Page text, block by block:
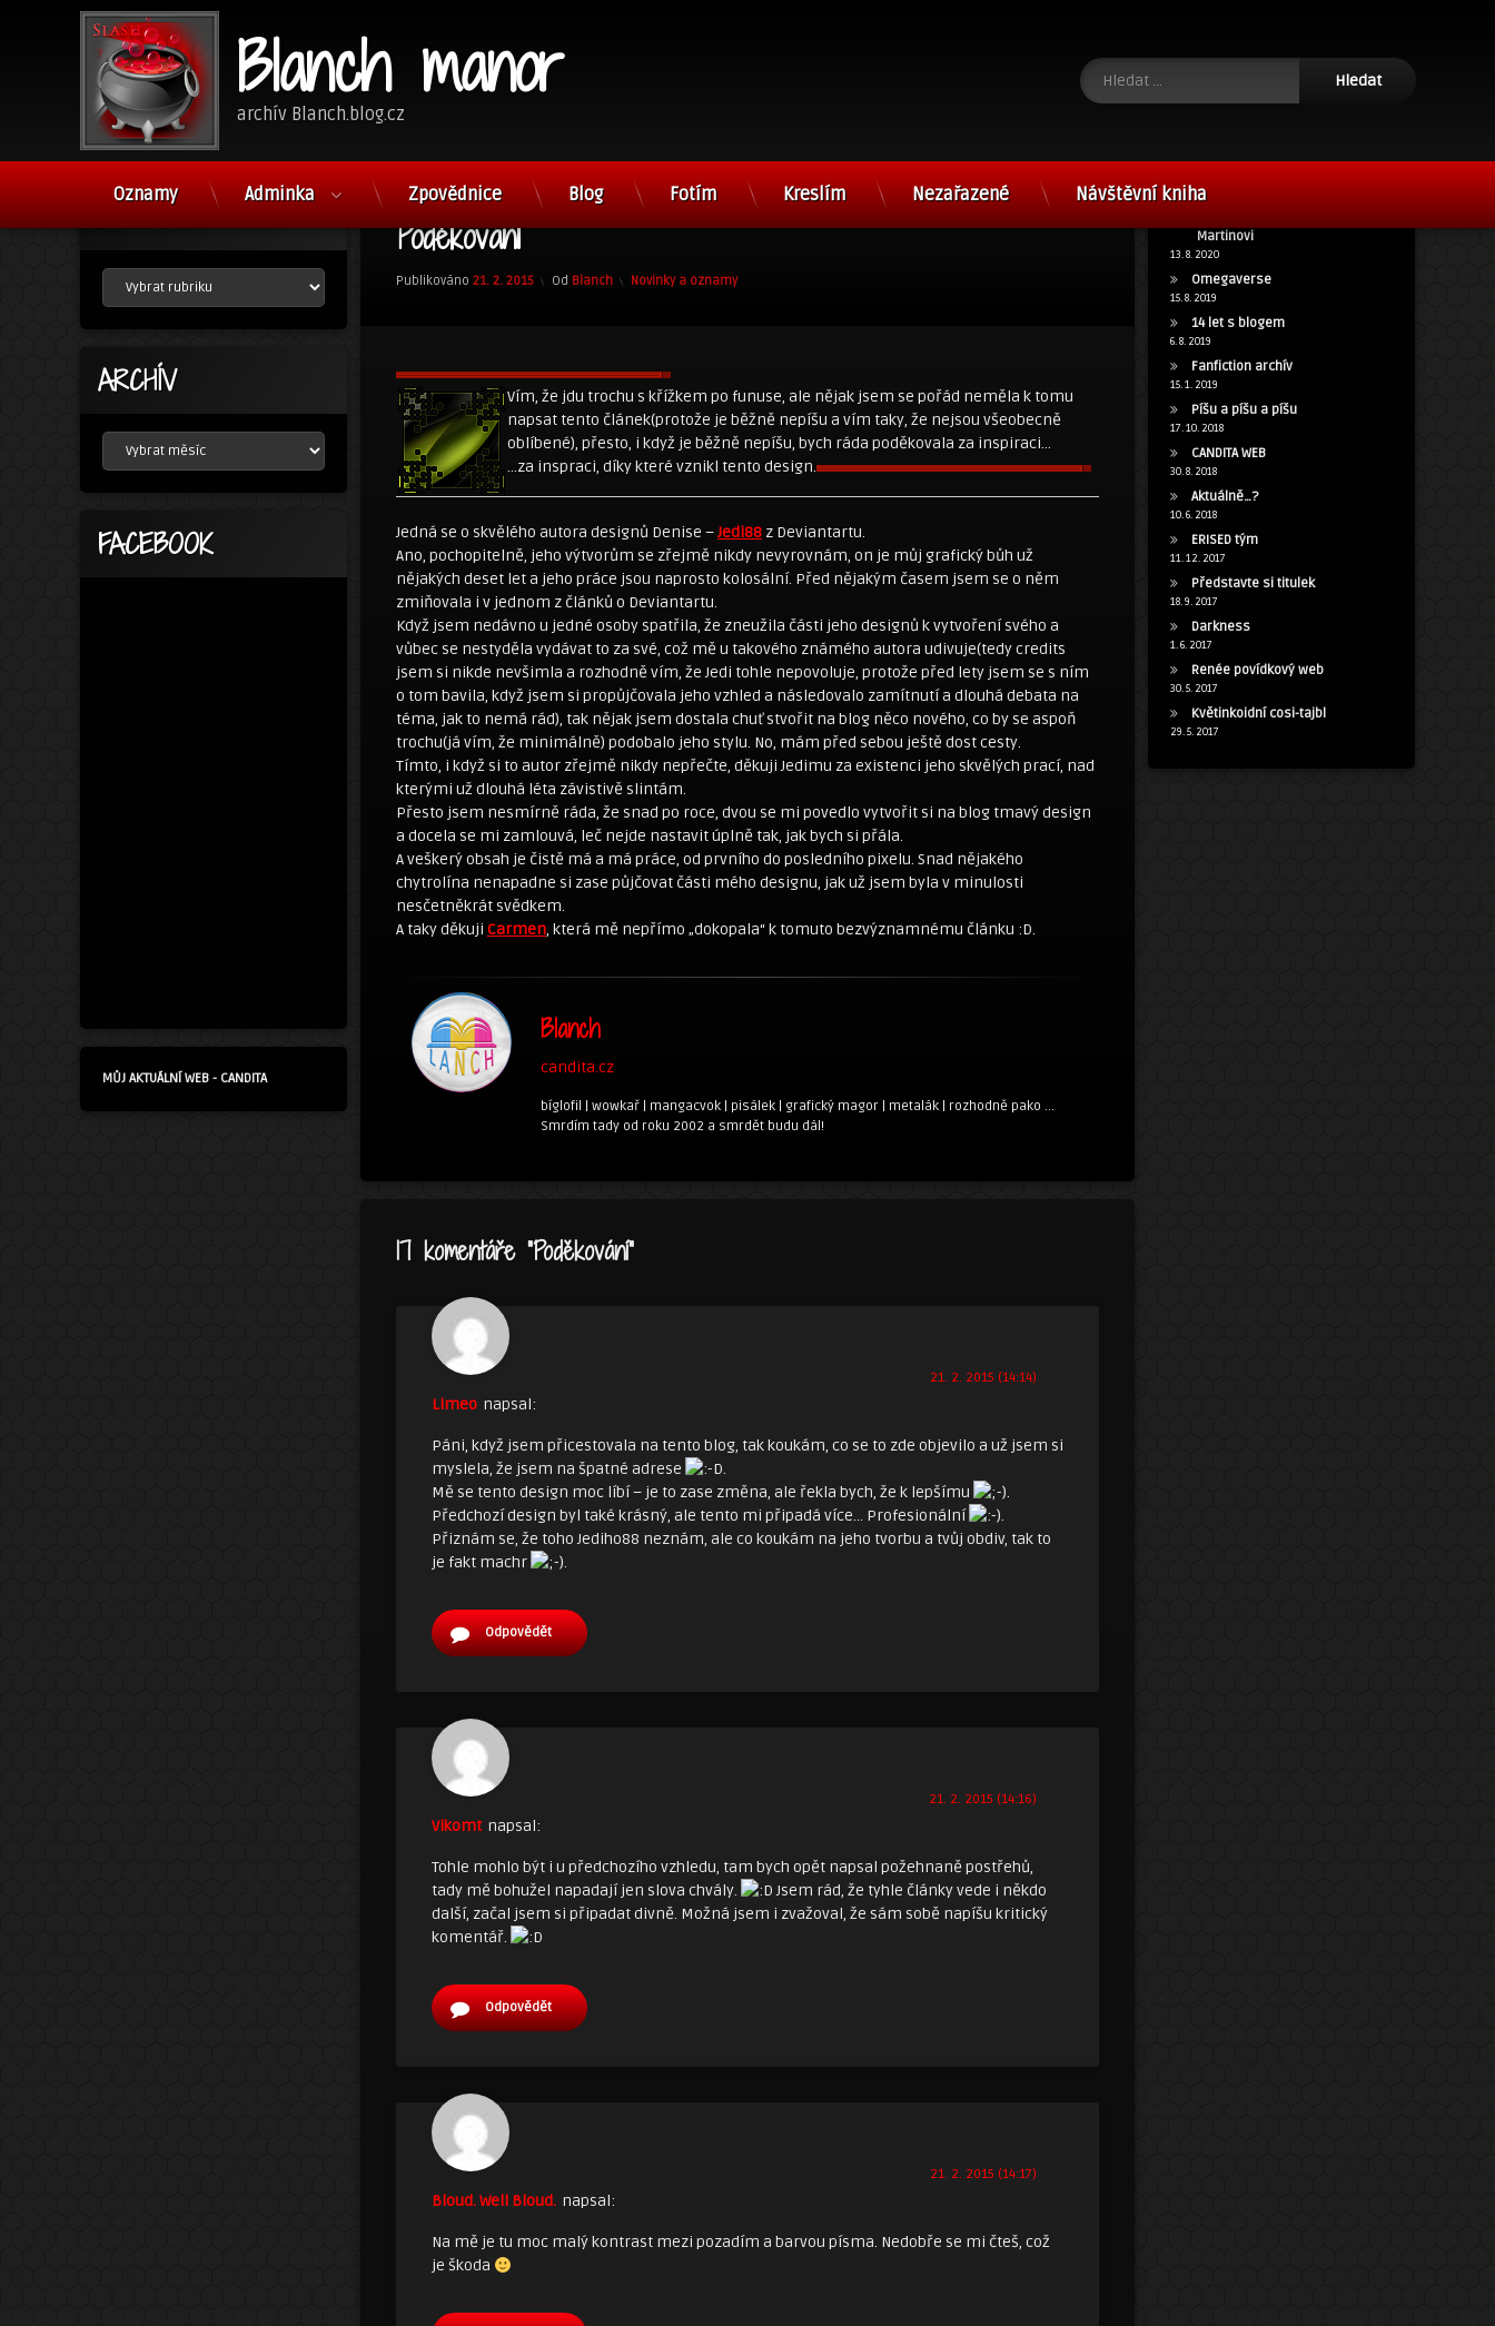
Přejít
Blanch manor
archív Blanch.blog.cz
Vyhledávání
Oznamy Adminka Zpovědnice Blog Fotím Kreslím Nezařazené Návštěvní kniha
Poděkování
Publikováno 21. 2. 2015 Od Blanch Kategorie:
Novinky a oznamy
Vím, že jdu trochu s křížkem po funuse, ale nějak jsem se pořád neměla k tomu
napsat tento článek(protože je běžně nepíšu a vím taky, že nejsou všeobecně
oblíbené), přesto, i když je běžně nepíšu, bych ráda poděkovala za inspiraci…
…za inspraci, díky které vznikl tento design.
Jedná se o skvělého autora designů Denise –Jedi88 z Deviantartu.
Ano, pochopitelně, jeho výtvorům se zřejmě nikdy nevyrovnám, on je můj grafický bůh už
nějakých deset let a jeho práce jsou naprosto kolosální. Před nějakým časem jsem se o něm
zmiňovala i v jednom z článků o Deviantartu.
Když jsem nedávno u jedné osoby spatřila, že zneužila části jeho designů k vytvoření svého a
vůbec se nestyděla vydávat to za své, což mě u takového známého autora udivuje(tedy credits
jsem si nikde nevšimla a rozhodně vím, že Jedi tohle nepovoluje, protože před lety jsem se s ním
o tom bavila, když jsem si propůjčovala jeho vzhled a následovalo zamítnutí a dlouhá debata na
téma, jak to nemá rád), tak nějak jsem dostala chuť stvořit na blog něco nového, co by se aspoň
trochu(já vím, že minimálně) podobalo jeho stylu. No, mám před sebou ještě dost cesty.
Tímto, i když si to autor zřejmě nikdy nepřečte, děkuji Jedimu za existenci jeho skvělých prací, nad
kterými už dlouhá léta závistivě slintám.
Přesto jsem nesmírně ráda, že snad po roce, dvou se mi povedlo vytvořit si na blog tmavý design
a docela se mi zamlouvá, leč nejde nastavit úplně tak, jak bych si přála.
A veškerý obsah je čistě má a má práce, od prvního do posledního pixelu. Snad nějakého
chytrolína nenapadne si zase půjčovat části mého designu, jak už jsem byla v minulosti
nesčetněkrát svědkem.
A taky děkuji Carmen, která mě nepřímo „dokopala“ k tomuto bezvýznamnému článku :D.
Blanch
candita.cz
bíglofil | wowkař | mangacvok | pisálek | grafický magor | metalák | rozhodně pako ...
Smrdím tady od roku 2002 a smrdět budu dál!
17 komentáře “Poděkování”
Limeo napsal:
21. 2. 2015 (14:14)
Páni, když jsem přicestovala na tento blog, tak koukám, co se to zde objevilo a už jsem si
myslela, že jsem na špatné adrese
.
Mě se tento design moc líbí – je to zase změna, ale řekla bych, že k lepšímu
.
Předchozí design byl také krásný, ale tento mi připadá více… Profesionální
.
Přiznám se, že toho Jediho88 neznám, ale co koukám na jeho tvorbu a tvůj obdiv, tak to
je fakt machr
.
Odpovědět
Vikomt napsal:
21. 2. 2015 (14:16)
Tohle mohlo být i u předchozího vzhledu, tam bych opět napsal požehnaně postřehů,
tady mě bohužel napadají jen slova chvály.
Jsem rád, že tyhle články vede i někdo
další, začal jsem si připadat divně. Možná jsem i zvažoval, že sám sobě napíšu kritický
komentář.
Odpovědět
Bloud. Well Bloud. napsal:
21. 2. 2015 (14:17)
Na mě je tu moc malý kontrast mezi pozadím a barvou písma. Nedobře se mi čteš, což
je škoda
RUBRIKY
RUBRIKY
ARCHÍV
ARCHÍV
FACEBOOK
MŮJ AKTUÁLNÍ WEB - CANDITA
Martinovi
13. 8. 2020
Omegaverse
15. 8. 2019
14 let s blogem
6. 8. 2019
Fanfiction archív
15. 1. 2019
Píšu a píšu a píšu
17. 10. 2018
CANDITA WEB
30. 8. 2018
Aktuálně…?
10. 6. 2018
ERISED tým
11. 12. 2017
Představte si titulek
18. 9. 2017
Darkness
1. 6. 2017
Renée povídkový web
30. 5. 2017
Květinkoidní cosi-tajbl
29. 5. 2017